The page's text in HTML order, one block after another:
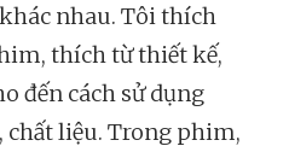
nhau. Tôi thích
thích từ thiết kế,
đến cách sử dụng
chất liệu. Trong phim,